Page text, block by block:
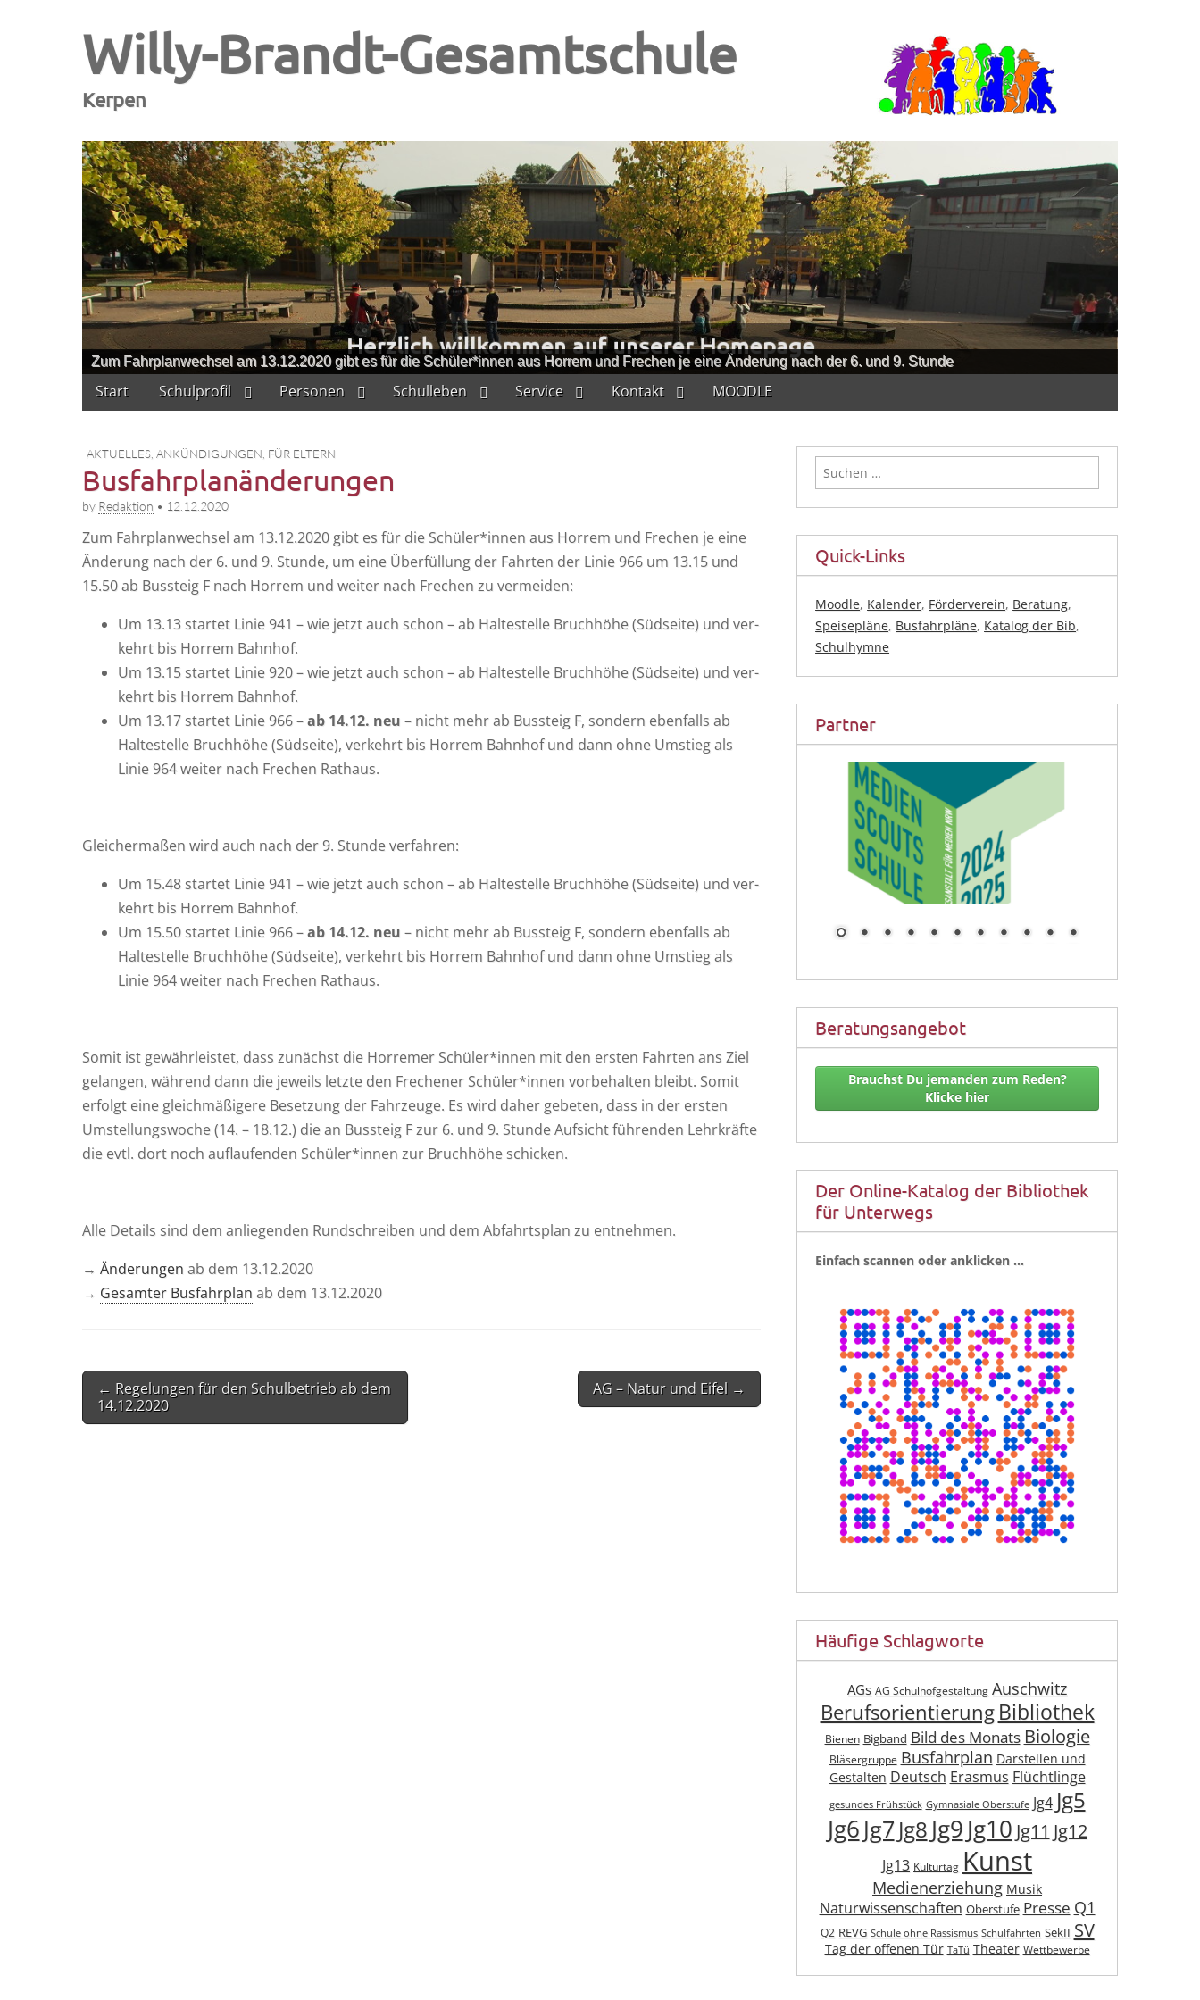
Willy-Brandt-Gesamtschule
Kerpen
Zum Fahrplanwechsel am 13.12.2020 gibt es für die Schüler*innen aus Horrem und Frechen je eine Änderung nach der 6. und 9. Stunde
Main
menu
Skip
to
Start Schulprofil Personen Schulleben Service Kontakt MOODLE
AKTUELLES ANKÜNDIGUNGEN FÜR ELTERN
Busfahrplanänderungen
by Redaktion • 12.12.2020
Zum Fahr­plan­wech­sel am 13.12.2020 gibt es für die Schüler*innen aus Hor­rem und Fre­chen je eine
Ände­rung nach der 6. und 9. Stun­de, um eine Über­fül­lung der Fahr­ten der Linie 966 um 13.15 und
15.50 ab Bus­steig F nach Hor­rem und wei­ter nach Fre­chen zu vermeiden:
Um 13.13 star­tet Linie 941 – wie jetzt auch schon – ab Hal­te­stel­le Bruch­hö­he (Süd­sei­te) und ver­
kehrt bis Hor­rem Bahnhof.
Um 13.15 star­tet Linie 920 – wie jetzt auch schon – ab Hal­te­stel­le Bruch­hö­he (Süd­sei­te) und ver­
kehrt bis Hor­rem Bahnhof.
Um 13.17 star­tet Linie 966 –ab 14.12. neu – nicht mehr ab Bus­steig F, son­dern eben­falls ab
Hal­te­stel­le Bruch­hö­he (Süd­sei­te), ver­kehrt bis Hor­rem Bahn­hof und dann ohne Umstieg als
Linie 964 wei­ter nach Fre­chen Rathaus.
Glei­cher­ma­ßen wird auch nach der 9. Stun­de verfahren:
Um 15.48 star­tet Linie 941 – wie jetzt auch schon – ab Hal­te­stel­le Bruch­hö­he (Süd­sei­te) und ver­
kehrt bis Hor­rem Bahnhof.
Um 15.50 star­tet Linie 966 –ab 14.12. neu – nicht mehr ab Bus­steig F, son­dern eben­falls ab
Hal­te­stel­le Bruch­hö­he (Süd­sei­te), ver­kehrt bis Hor­rem Bahn­hof und dann ohne Umstieg als
Linie 964 wei­ter nach Fre­chen Rathaus.
Somit ist gewähr­leis­tet, dass zunächst die Hor­re­mer Schüler*innen mit den ers­ten Fahr­ten ans Ziel
gelan­gen, wäh­rend dann die jeweils letz­te den Fre­che­ner Schüler*innen vor­be­hal­ten bleibt. Somit
erfolgt eine gleich­mä­ßi­ge­re Beset­zung der Fahr­zeu­ge. Es wird daher gebe­ten, dass in der ers­ten
Umstel­lungs­wo­che (14. – 18.12.) die an Bus­steig F zur 6. und 9. Stun­de Auf­sicht füh­ren­den Lehr­kräf­te
die evtl. dort noch auf­lau­fen­den Schüler*innen zur Bruch­hö­he schicken.
Alle Details sind dem anlie­gen­den Rund­schrei­ben und dem Abfahrts­plan zu entnehmen.
→ Ände­run­gen ab dem 13.12.2020
→ Gesam­ter Bus­fahr­plan ab dem 13.12.2020
Post
navigation
← Regelungen für den Schulbetrieb ab dem
14.12.2020
AG – Natur und Eifel →
Suchen
nach:
Quick-Links
Moodle, Kalender, Förderverein, Beratung,
Speisepläne, Busfahrpläne, Katalog der Bib,
Schulhymne
Partner
Beratungsangebot
Brauchst Du jemanden zum Reden?
Klicke hier
Der Online-Katalog der Bibliothek
für Unterwegs
Ein­fach scan­nen oder anklicken …
Häufige Schlagworte
AGs AG Schulhofgestaltung Auschwitz
Berufsorientierung Bibliothek
Bienen Bigband Bild des Monats Biologie
Bläsergruppe Busfahrplan Darstellen und
Gestalten Deutsch Erasmus Flüchtlinge
gesundes Frühstück Gymnasiale Oberstufe Jg4 Jg5
Jg6 Jg7 Jg8 Jg9Jg10 Jg11 Jg12
Jg13 Kulturtag Kunst
Medienerziehung Musik
Naturwissenschaften Oberstufe Presse Q1
Q2 REVG Schule ohne Rassismus Schulfahrten SekII SV
Tag der offenen Tür TaTü Theater Wettbewerbe